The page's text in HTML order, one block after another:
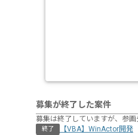
募集が終了した案件
募集は終了していますが、参
終了 【VBA】WinActor開発